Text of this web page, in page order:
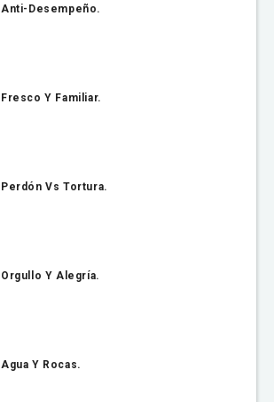
Anti-Desempeño.
Fresco Y Familiar.
Perdón Vs Tortura.
Orgullo Y Alegría.
Agua Y Rocas.